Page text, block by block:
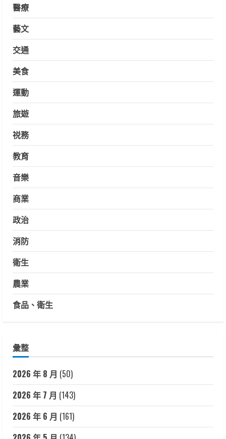
醫療
藝文
交通
美食
運動
旅遊
祱務
教育
音樂
商業
政治
消防
衛生
農業
食品、衛生
彙整
2026 年 8 月 (50)
2026 年 7 月 (143)
2026 年 6 月 (161)